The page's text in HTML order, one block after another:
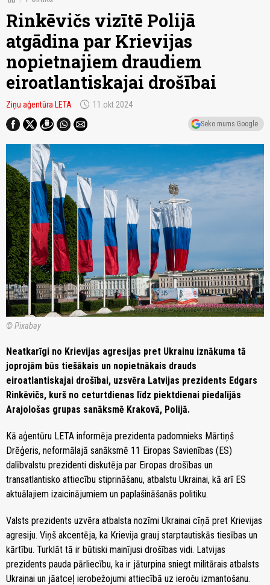
Rinkēvičs vizītē Polijā
atgādina par Krievijas
nopietnajiem draudiem
eiroatlantiskajai drošībai
Ziņu aģentūra LETA schedule 11.okt 2024
Seko mums Google
© Pixabay
Neatkarīgi no Krievijas agresijas pret Ukrainu iznākuma tā
joprojām būs tiešākais un nopietnākais drauds
eiroatlantiskajai drošībai, uzsvēra Latvijas prezidents Edgars
Rinkēvičs, kurš no ceturtdienas līdz piektdienai piedalījās
Arajološas grupas sanāksmē Krakovā, Polijā.
Kā aģentūru LETA informēja prezidenta padomnieks Mārtiņš
Drēģeris, neformālajā sanāksmē 11 Eiropas Savienības (ES)
dalībvalstu prezidenti diskutēja par Eiropas drošības un
transatlantisko attiecību stiprināšanu, atbalstu Ukrainai, kā arī ES
aktuālajiem izaicinājumiem un paplašināšanās politiku.
Valsts prezidents uzvēra atbalsta nozīmi Ukrainai cīņā pret Krievijas
agresiju. Viņš akcentēja, ka Krievija grauj starptautiskās tiesības un
kārtību. Turklāt tā ir būtiski mainījusi drošības vidi. Latvijas
prezidents pauda pārliecību, ka ir jāturpina sniegt militārais atbalsts
Ukrainai un jāatceļ ierobežojumi attiecībā uz ieroču izmantošanu.